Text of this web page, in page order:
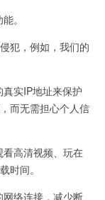
。
犯，例如，我们的
实IP地址来保护
而无需担心个人信
高清视频、玩在
时间。
络连接，减少断